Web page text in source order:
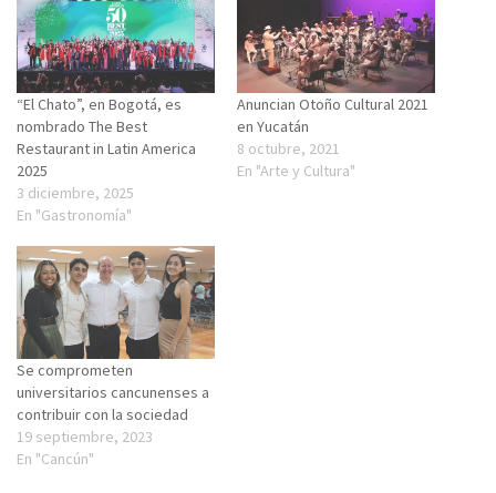
“El Chato”, en Bogotá, es
nombrado The Best
Restaurant in Latin America
2025
3 diciembre, 2025
En "Gastronomía"
Anuncian Otoño Cultural 2021
en Yucatán
8 octubre, 2021
En "Arte y Cultura"
Se comprometen
universitarios cancunenses a
contribuir con la sociedad
19 septiembre, 2023
En "Cancún"